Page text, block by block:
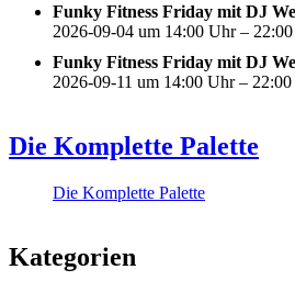
Funky Fitness Friday mit DJ
2026-09-04 um 14:00 Uhr – 22:00
Funky Fitness Friday mit DJ
2026-09-11 um 14:00 Uhr – 22:00
Die Komplette Palette
Die Komplette Palette
Kategorien